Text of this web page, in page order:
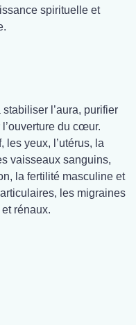
spirituelle et
l’aura, purifier
du cœur.
les yeux, l’utérus, la
vaisseaux sanguins,
la fertilité masculine et
les migraines
rénaux.